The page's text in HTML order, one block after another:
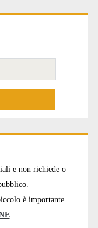
e non richiede o
è importante.